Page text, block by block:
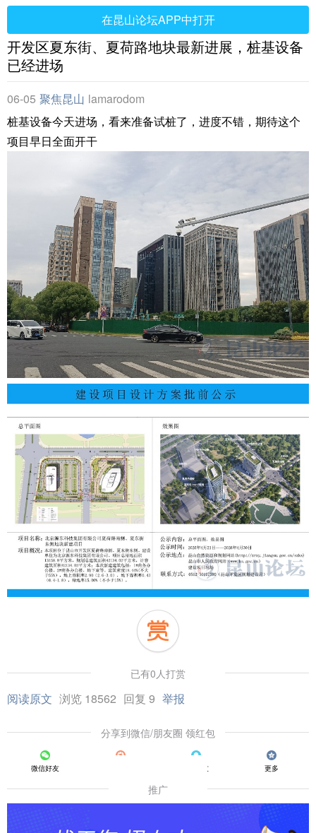
在昆山论坛APP中打开
开发区夏东街、夏荷路地块最新进展，桩基设备
已经进场
06-05 聚焦昆山 lamarodom
桩基设备今天进场，看来准备试桩了，进度不错，期待这个
项目早日全面开干
已有0人打赏
阅读原文 浏览 18562 回复 9 举报
分享到微信/朋友圈 领红包
微信好友 QQ好友 更多
推广